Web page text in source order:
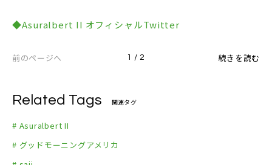
一般発売 5月16日（土）〜
◆Asuralbert II オフィシャルTwitter
前のページへ 1 / 2 続きを読む
Related Tags 関連タグ
# Asuralbert II
# グッドモーニングアメリカ